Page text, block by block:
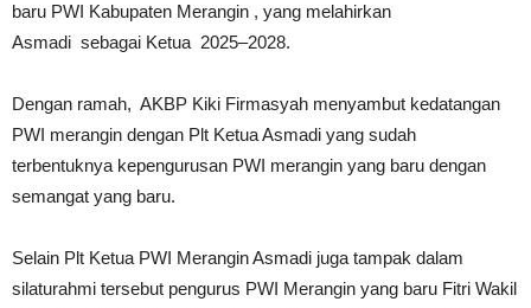
baru PWI Kabupaten Merangin , yang melahirkan
Asmadi sebagai Ketua 2025–2028.
Dengan ramah, AKBP Kiki Firmasyah menyambut kedatangan
PWI merangin dengan Plt Ketua Asmadi yang sudah
terbentuknya kepengurusan PWI merangin yang baru dengan
semangat yang baru.
Selain Plt Ketua PWI Merangin Asmadi juga tampak dalam
silaturahmi tersebut pengurus PWI Merangin yang baru Fitri Wakil